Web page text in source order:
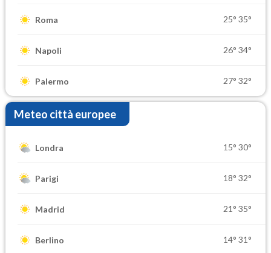
Roma 25° 35°
Napoli 26° 34°
Palermo 27° 32°
Meteo città europee
Londra 15° 30°
Parigi 18° 32°
Madrid 21° 35°
Berlino 14° 31°